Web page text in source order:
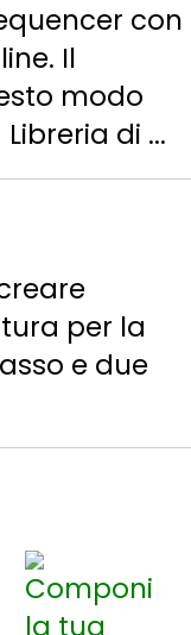
con
Il
modo
di ...
per la
e due